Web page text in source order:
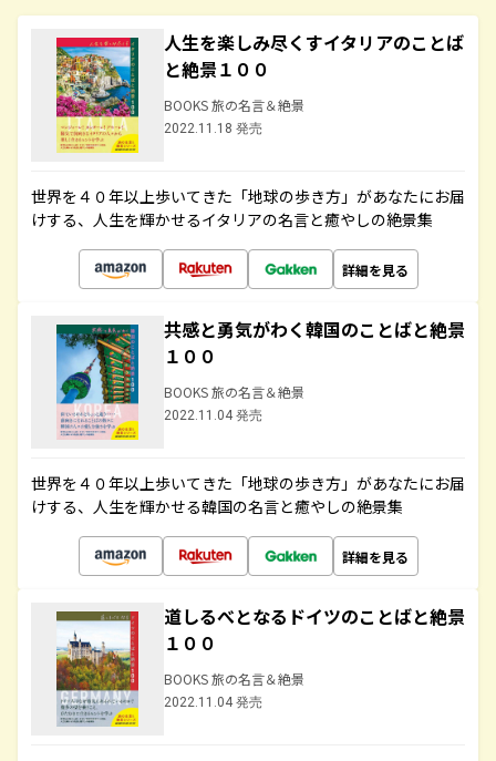
人生を楽しみ尽くすイタリアのことば
と絶景１００
BOOKS 旅の名言＆絶景
2022.11.18 発売
世界を４０年以上歩いてきた「地球の歩き方」があなたにお届
けする、人生を輝かせるイタリアの名言と癒やしの絶景集
詳細を見る
共感と勇気がわく韓国のことばと絶景
１００
BOOKS 旅の名言＆絶景
2022.11.04 発売
世界を４０年以上歩いてきた「地球の歩き方」があなたにお届
けする、人生を輝かせる韓国の名言と癒やしの絶景集
詳細を見る
道しるべとなるドイツのことばと絶景
１００
BOOKS 旅の名言＆絶景
2022.11.04 発売